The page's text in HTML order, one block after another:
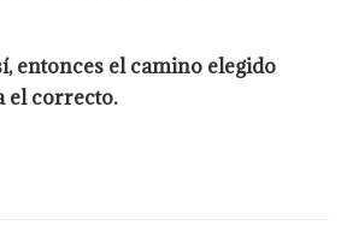
entonces el camino elegido
el correcto.